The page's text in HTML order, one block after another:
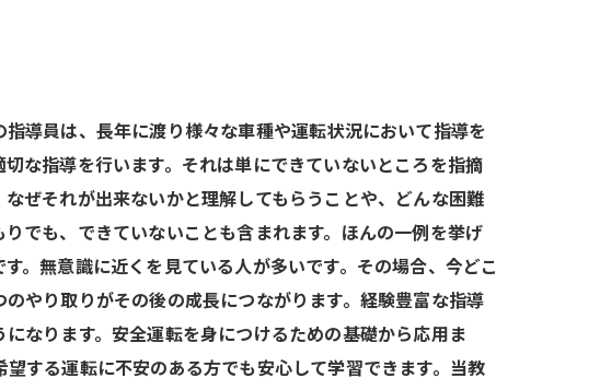
導員は、長年に渡り様々な車種や運転状況において指導を
な指導を行います。それは単にできていないところを指摘
ぜそれが出来ないかと理解してもらうことや、どんな困難
でも、できていないことも含まれます。ほんの一例を挙げ
。無意識に近くを見ている人が多いです。その場合、今どこ
やり取りがその後の成長につながります。経験豊富な指導
なります。安全運転を身につけるための基礎から応用ま
する運転に不安のある方でも安心して学習できます。当教